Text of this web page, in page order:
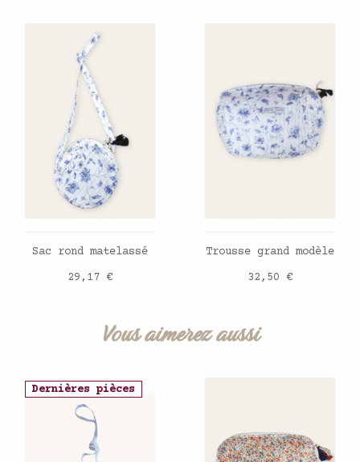
AJOUTER AU PANIER
Sac rond matelassé
Prix
29,17 €
AJOUTER AU PANIER
Trousse grand modèle
Prix
32,50 €
Vous aimerez aussi
Dernières pièces